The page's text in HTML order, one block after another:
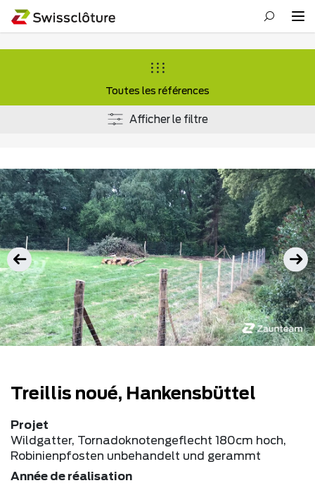
Toutes les références
Afficher le filtre
Treillis noué, Hankensbüttel
Projet
Wildgatter, Tornadoknotengeflecht 180cm hoch,
Robinienpfosten unbehandelt und gerammt
Année de réalisation